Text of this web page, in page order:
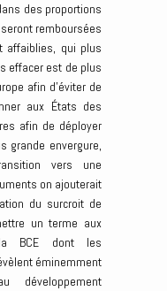
des proportions
remboursées
affaiblies, qui plus
effacer est de plus
afin d’éviter de
aux États des
afin de déployer
grande envergure,
vers une
on ajouterait
du surcroit de
un terme aux
BCE dont les
éminemment
développement